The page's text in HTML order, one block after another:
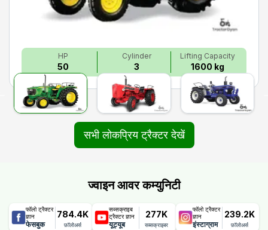
HP
50
Cylinder
3
Lifting Capacity
1600 kg
सभी लोकप्रिय ट्रैक्टर देखें
ज्वाइन आवर कम्युनिटी
फॉलो ट्रैक्टर
ज्ञान
फेसबुक
784.4K
फ़ॉलोअर्स
सब्सक्राइब
ट्रैक्टर ज्ञान
यूट्यूब
277K
सब्सक्राइबर
फॉलो ट्रैक्टर
ज्ञान
इंस्टाग्राम
239.2K
फ़ॉलोअर्स